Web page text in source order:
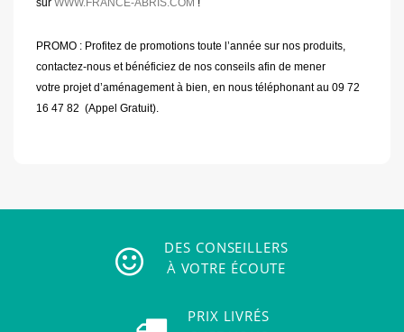
sur WWW.FRANCE-ABRIS.COM !
PROMO : Profitez de promotions toute l’année sur nos produits,
contactez-nous et bénéficiez de nos conseils afin de mener
votre projet d’aménagement à bien, en nous téléphonant au 09 72
16 47 82 (Appel Gratuit).
DES CONSEILLERS
À VOTRE ÉCOUTE
PRIX LIVRÉS